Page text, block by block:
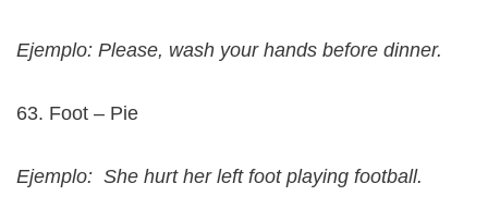
Ejemplo: Please, wash your hands before dinner.
63. Foot – Pie
Ejemplo: She hurt her left foot playing football.